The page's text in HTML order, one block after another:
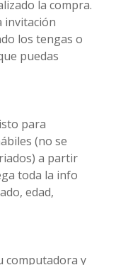
la compra.
invitación
los tengas o
puedas
para
(no se
a partir
toda la info
edad,
computadora y